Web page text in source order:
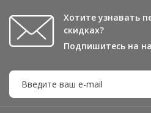
Хотите узнавать
скидках?
Подпишитесь на